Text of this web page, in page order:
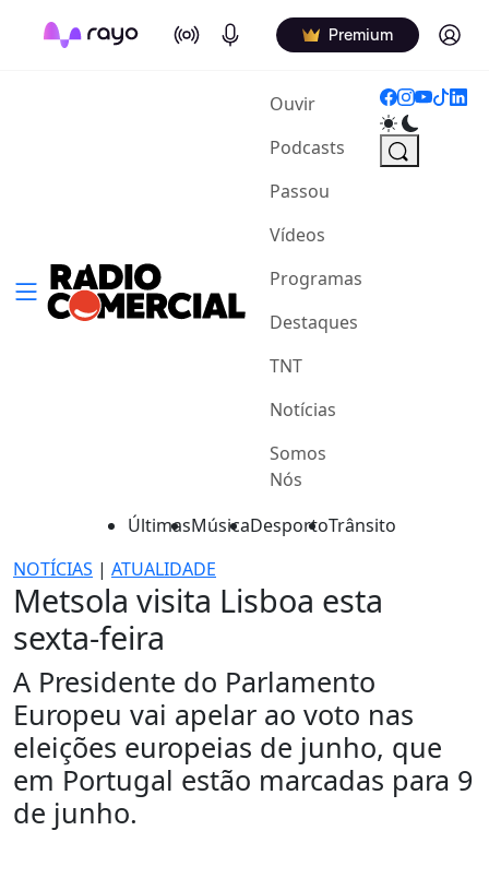
On Air Podcasts Premium Log in
Ouvir(current)
Podcasts
Passou
Vídeos
Programas
Destaques
TNT
Notícias
Somos
Nós
ÚltimasMúsicaDesportoTrânsito
NOTÍCIAS | ATUALIDADE
Metsola visita Lisboa esta
sexta-feira
A Presidente do Parlamento
Europeu vai apelar ao voto nas
eleições europeias de junho, que
em Portugal estão marcadas para 9
de junho.